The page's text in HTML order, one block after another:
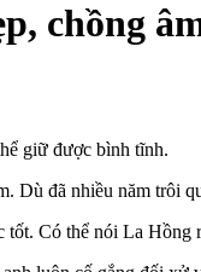
chồng
giữ được bình tĩnh.
đã nhiều năm trôi
Có thể nói La